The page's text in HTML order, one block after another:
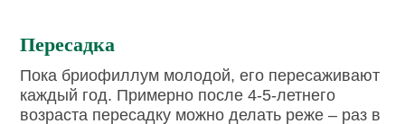
Пересадка
Пока бриофиллум молодой, его пересаживают
каждый год. Примерно после 4-5-летнего
возраста пересадку можно делать реже – раз в